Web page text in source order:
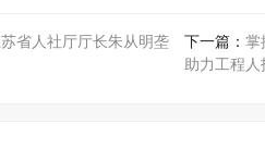
省人社厅厅长朱从明垄
下一篇： 掌
助力工程人